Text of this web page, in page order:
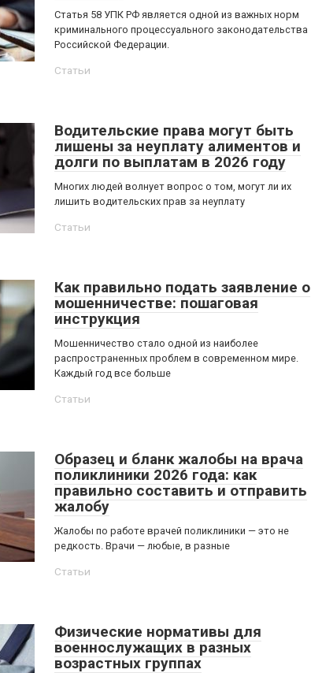
Статья 58 УПК РФ является одной из важных норм
криминального процессуального законодательства
Российской Федерации.
Статьи
Водительские права могут быть
лишены за неуплату алиментов и
долги по выплатам в 2026 году
Многих людей волнует вопрос о том, могут ли их
лишить водительских прав за неуплату
Статьи
Как правильно подать заявление о
мошенничестве: пошаговая
инструкция
Мошенничество стало одной из наиболее
распространенных проблем в современном мире.
Каждый год все больше
Статьи
Образец и бланк жалобы на врача
поликлиники 2026 года: как
правильно составить и отправить
жалобу
Жалобы по работе врачей поликлиники — это не
редкость. Врачи — любые, в разные
Статьи
Физические нормативы для
военнослужащих в разных
возрастных группах